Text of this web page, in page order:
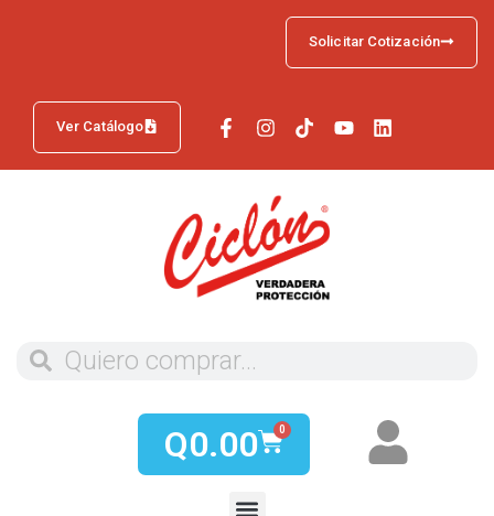
Ver Catálogo
Solicitar Cotización
Q0.00 0